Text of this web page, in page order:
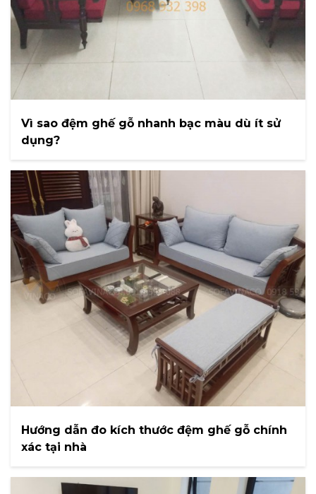
Vì sao đệm ghế gỗ nhanh bạc màu dù ít sử
dụng?
Hướng dẫn đo kích thước đệm ghế gỗ chính
xác tại nhà